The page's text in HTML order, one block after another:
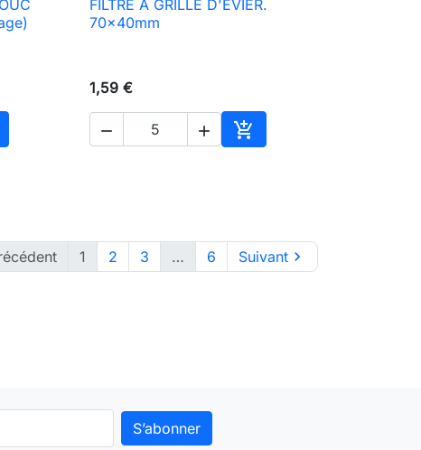
au panier
 Aperçu rapide
FILTRE À GRILLE D'ÉVIER.
70x40mm
1,59 €
  
Ajouter au panier
1 2 3 … 6 Suivant